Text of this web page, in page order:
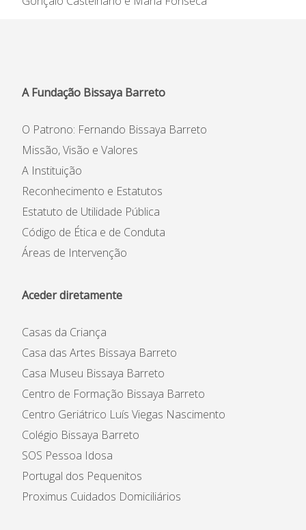
A Fundação Bissaya Barreto
O Patrono: Fernando Bissaya Barreto
Missão, Visão e Valores
A Instituição
Reconhecimento e Estatutos
Estatuto de Utilidade Pública
Código de Ética e de Conduta
Áreas de Intervenção
Aceder diretamente
Casas da Criança
Casa das Artes Bissaya Barreto
Casa Museu Bissaya Barreto
Centro de Formação Bissaya Barreto
Centro Geriátrico Luís Viegas Nascimento
Colégio Bissaya Barreto
SOS Pessoa Idosa
Portugal dos Pequenitos
Proximus Cuidados Domiciliários